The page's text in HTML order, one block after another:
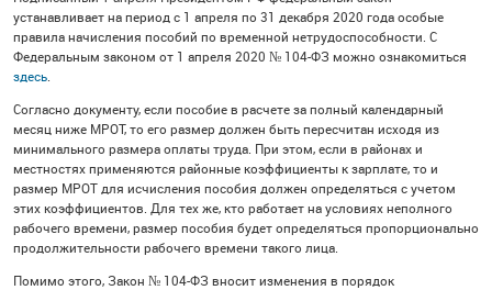
устанавливает на период с 1 апреля по 31 декабря 2020 года особые
правила начисления пособий по временной нетрудоспособности. С
Федеральным законом от 1 апреля 2020 № 104-ФЗ можно ознакомиться
здесь
Согласно документу, если пособие в расчете за полный календарный
месяц ниже МРОТ, то его размер должен быть пересчитан исходя из
минимального размера оплаты труда. При этом, если в районах и
местностях применяются районные коэффициенты к зарплате, то и
размер МРОТ для исчисления пособия должен определяться с учетом
этих коэффициентов. Для тех же, кто работает на условиях неполного
рабочего времени, размер пособия будет определяться пропорционально
продолжительности рабочего времени такого лица.
Помимо этого, Закон № 104-ФЗ вносит изменения в порядок